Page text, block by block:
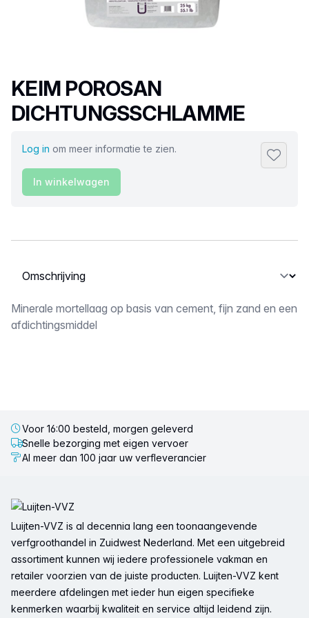
Productnaam
KEIM POROSAN
DICHTUNGSSCHLAMME
Log in om meer informatie te zien.
In winkelwagen
Selecteer een tabblad
Omschrijving
Minerale mortellaag op basis van cement, fijn zand en een
afdichtingsmiddel
Voor 16:00 besteld, morgen geleverd
Snelle bezorging met eigen vervoer
Al meer dan 100 jaar uw verfleverancier
Luijten-VVZ is al decennia lang een toonaangevende
verfgroothandel in Zuidwest Nederland. Met een uitgebreid
assortiment kunnen wij iedere professionele vakman en
retailer voorzien van de juiste producten. Luijten-VVZ kent
meerdere afdelingen met ieder hun eigen specifieke
kenmerken waarbij kwaliteit en service altijd leidend zijn.